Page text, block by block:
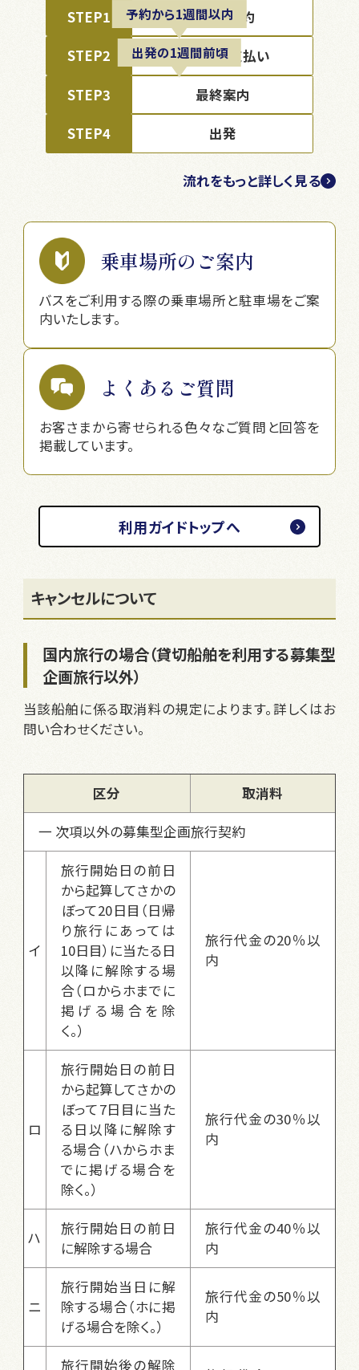
STEP1 ツアー予約
予約から1週間以内
STEP2 料金のお支払い
出発の1週間前頃
STEP3 最終案内
STEP4 出発
流れをもっと詳しく見る
乗車場所のご案内
バスをご利用する際の乗車場所と駐車場をご案
内いたします。
よくあるご質問
お客さまから寄せられる色々なご質問と回答を
掲載しています。
利用ガイドトップへ
キャンセルについて
国内旅行の場合（貸切船舶を利用する募集型
企画旅行以外）
当該船舶に係る取消料の規定によります。詳しくはお
問い合わせください。
区分
取消料
一 次項以外の募集型企画旅行契約
イ
旅行開始日の前日
から起算してさかの
ぼって20日目（日帰
り旅行にあっては
10日目）に当たる日
以降に解除する場
合（ロからホまでに
掲げる場合を除
く。）
旅行代金の20％以
内
ロ
旅行開始日の前日
から起算してさかの
ぼって7日目に当た
る日以降に解除す
る場合（ハからホま
でに掲げる場合を
除く。）
旅行代金の30％以
内
ハ
旅行開始日の前日
に解除する場合
旅行代金の40％以
内
ニ
旅行開始当日に解
除する場合（ホに掲
げる場合を除く。）
旅行代金の50％以
内
旅行開始後の解除